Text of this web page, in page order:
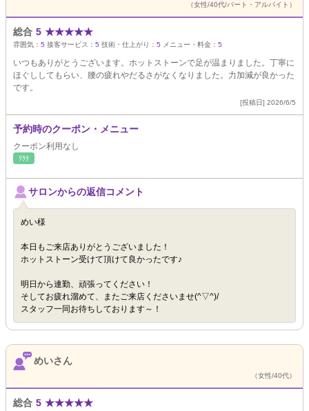
（女性/40代/パート・アルバイト）
総合 5 ★★★★★
雰囲気： 5 接客サービス： 5 技術・仕上がり： 5 メニュー・料金： 5
いつもありがとうございます。ホットストーンで足が温まりました。丁寧に
ほぐししてもらい、腰の疲れやだるさがなくなりました。力加減が良かった
です。
[投稿日] 2026/6/5
予約時のクーポン・メニュー
クーポン利用なし
ﾘﾗｸ
サロンからの返信コメント
めい様
本日もご来店ありがとうございました！
ホットストーン受けて頂けて良かったです♪
明日から連勤、頑張ってください！
そしてお疲れ溜めて、またご来店くださいませ(^▽^)/
スタッフ一同お待ちしております～！
めいさん
（女性/40代）
総合 5 ★★★★★